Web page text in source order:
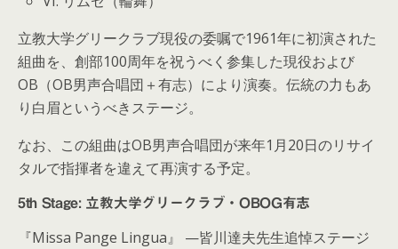
立教大学グリークラブ現役の委嘱で1961年に初演された
組曲を、創部100周年を祝うべく参集した現役および
OB（OB男声合唱団＋有志）により演奏。伝統の力もあ
り白眉というべきステージ。
なお、この組曲はOB男声合唱団が来年1月20日のリサイ
タルで指揮者を違えて再演する予定。
5th Stage: 立教大学グリークラブ・OBOG有志
『Missa Pange Lingua』 —皆川達夫先生追悼ステージ